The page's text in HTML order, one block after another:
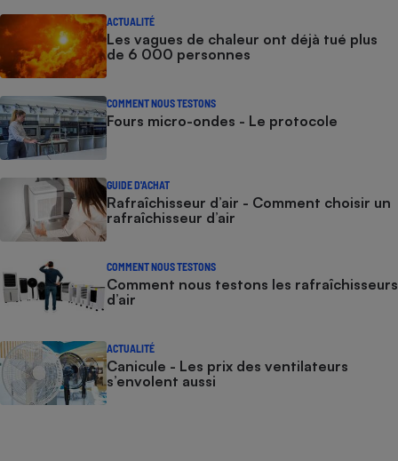
ACTUALITÉ
Les vagues de chaleur ont déjà tué plus
de 6 000 personnes
COMMENT NOUS TESTONS
Fours micro-ondes - Le protocole
GUIDE D'ACHAT
Rafraîchisseur d’air - Comment choisir un
rafraîchisseur d’air
COMMENT NOUS TESTONS
Comment nous testons les rafraîchisseurs
d’air
ACTUALITÉ
Canicule - Les prix des ventilateurs
s’envolent aussi